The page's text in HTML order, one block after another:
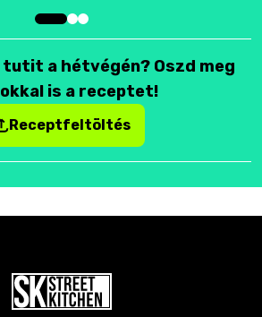
a hétvégén? Oszd meg
is a receptet!
Receptfeltöltés